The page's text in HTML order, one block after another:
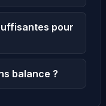
pour
balance ?